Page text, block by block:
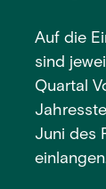
Auf die
sind
Quartal
Juni des